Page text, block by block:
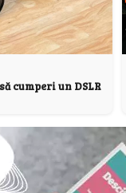
cumperi un DSLR